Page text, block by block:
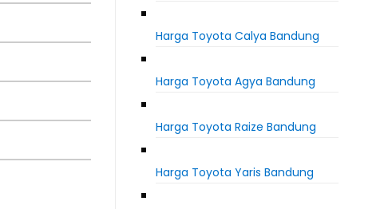
Harga Toyota Calya Bandung
Harga Toyota Agya Bandung
Harga Toyota Raize Bandung
Harga Toyota Yaris Bandung